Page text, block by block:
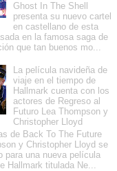
Ghost In The Shell
presenta su nuevo cartel
en castellano de esta
en la famosa saga de
que tan buenos mo...
La película navideña de
viaje en el tiempo de
Hallmark cuenta con los
actores de Regreso al
Futuro Lea Thompson y
Christopher Lloyd
de Back To The Future
y Christopher Lloyd se
para una nueva película
Hallmark titulada Ne...